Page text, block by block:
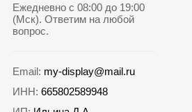
Ежедневно с 08:00 до 19:00
(Мск). Ответим на любой
вопрос.
Email: my-display@mail.ru
ИНН: 665802589948